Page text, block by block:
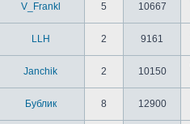
V_Frankl 5 10667
LLH 2 9161
Janchik 2 10150
Бублик 8 12900